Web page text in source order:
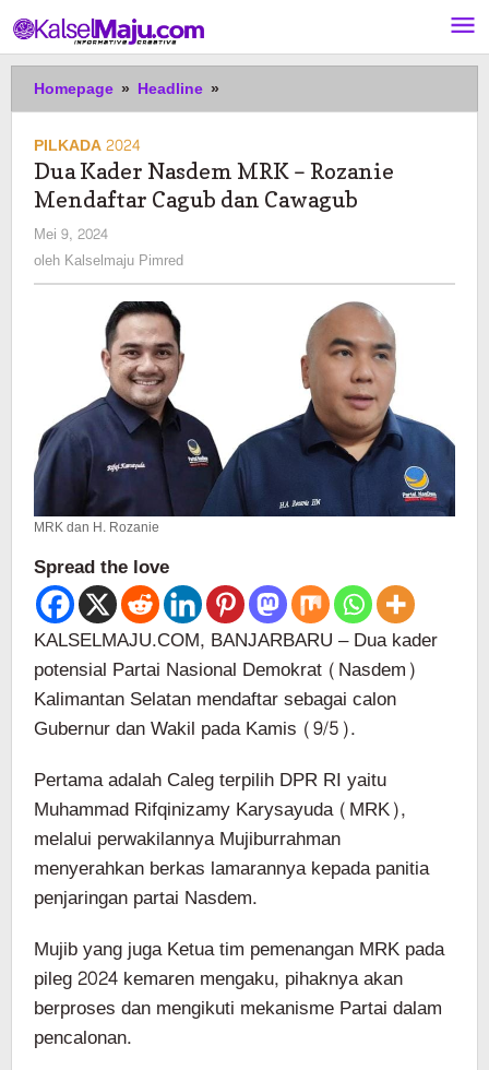
ke
konten
Homepage » Headline »
Kader
MRK
-
Rozanie
Cawagub
PILKADA 2024
Dua Kader Nasdem MRK – Rozanie
Mendaftar Cagub dan Cawagub
Mei 9, 2024
Kalselmaju
Pimred
oleh Kalselmaju Pimred
MRK dan H. Rozanie
Spread the love
KALSELMAJU.COM, BANJARBARU – Dua kader
potensial Partai Nasional Demokrat (Nasdem)
Kalimantan Selatan mendaftar sebagai calon
Gubernur dan Wakil pada Kamis (9/5).
Pertama adalah Caleg terpilih DPR RI yaitu
Muhammad Rifqinizamy Karysayuda (MRK),
melalui perwakilannya Mujiburrahman
menyerahkan berkas lamarannya kepada panitia
penjaringan partai Nasdem.
Mujib yang juga Ketua tim pemenangan MRK pada
pileg 2024 kemaren mengaku, pihaknya akan
berproses dan mengikuti mekanisme Partai dalam
pencalonan.